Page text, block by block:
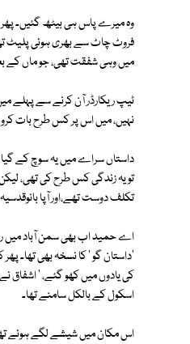
وہ میرے پاس ہی بیٹھ گئیں۔ پھر
فروٹ چاٹ سے بھری ہوئی پلیٹ
میں وہی شفقت تھی، جو ماں کے
ٹیپ ریکارڈر آن کرنے سے پہلے
نہیں، میں اس پر کس طرح بات
داستاں سراے میں یہ سوچ کے
تویہ زندگی کس طرح کی تھی،
تکلف دوست تھے،اور آپا
اے حمید اب بھی سمن آباد میں
'داستان گو ' کا نسخہ بھی تھا۔
کی یادوں میں کھو گئے، ' اشفاق
اسکول کے بالکل سامنے تھا۔
اس مکان میں شیشے لگے ہوئے